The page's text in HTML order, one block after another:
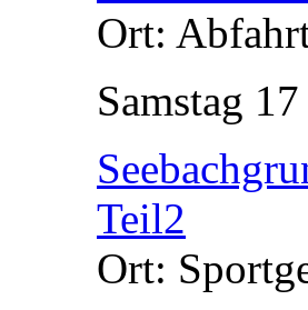
Ort:
Samstag
Teil2
Ort: